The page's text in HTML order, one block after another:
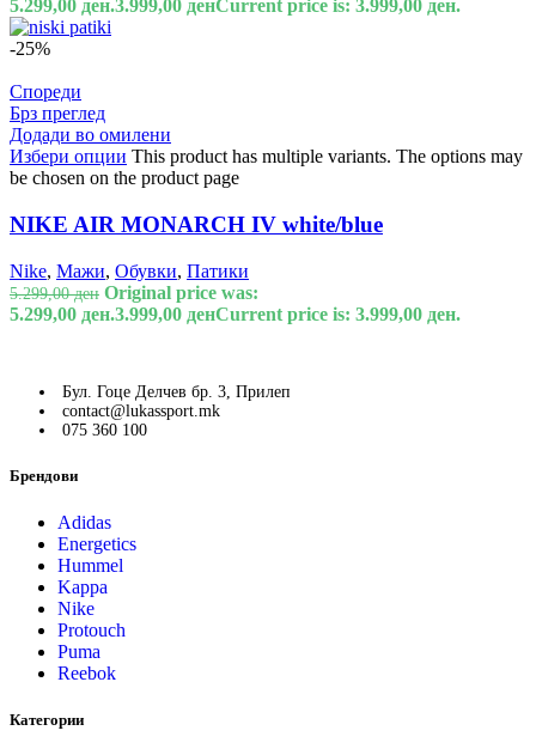
5.299,00 ден.3.999,00 денCurrent price is: 3.999,00 ден.
-25%
Спореди
Брз преглед
Додади во омилени
Избери опции This product has multiple variants. The options may
be chosen on the product page
NIKE AIR MONARCH IV white/blue
Nike, Мажи, Обувки, Патики
5.299,00ден Original price was:
5.299,00 ден.3.999,00 денCurrent price is: 3.999,00 ден.
Бул. Гоце Делчев бр. 3, Прилеп
contact@lukassport.mk
075 360 100
Брендови
Adidas
Energetics
Hummel
Kappa
Nike
Protouch
Puma
Reebok
Категории